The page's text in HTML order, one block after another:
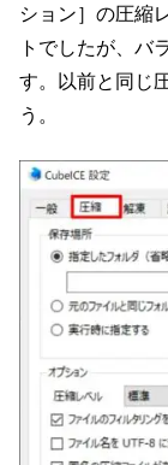
ション］の圧縮
トでしたが、バ
す。以前と同じ
う。